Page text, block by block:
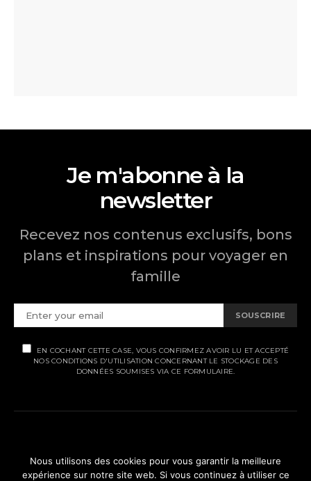
Je m'abonne à la
newsletter
Recevez nos contenus exclusifs, bons
plans et inspirations pour voyager en
famille
SOUSCRIRE
EN COCHANT CETTE CASE, VOUS CONFIRMEZ AVOIR LU ET ACCEPTÉ
NOS CONDITIONS D'UTILISATION CONCERNANT LE STOCKAGE DES
DONNÉES SOUMISES VIA CE FORMULAIRE.
MENTIONS LÉGALES
POLITIQUE DE CONFIDENTIALITÉ
Nous utilisons des cookies pour vous garantir la meilleure
expérience sur notre site web. Si vous continuez à utiliser ce